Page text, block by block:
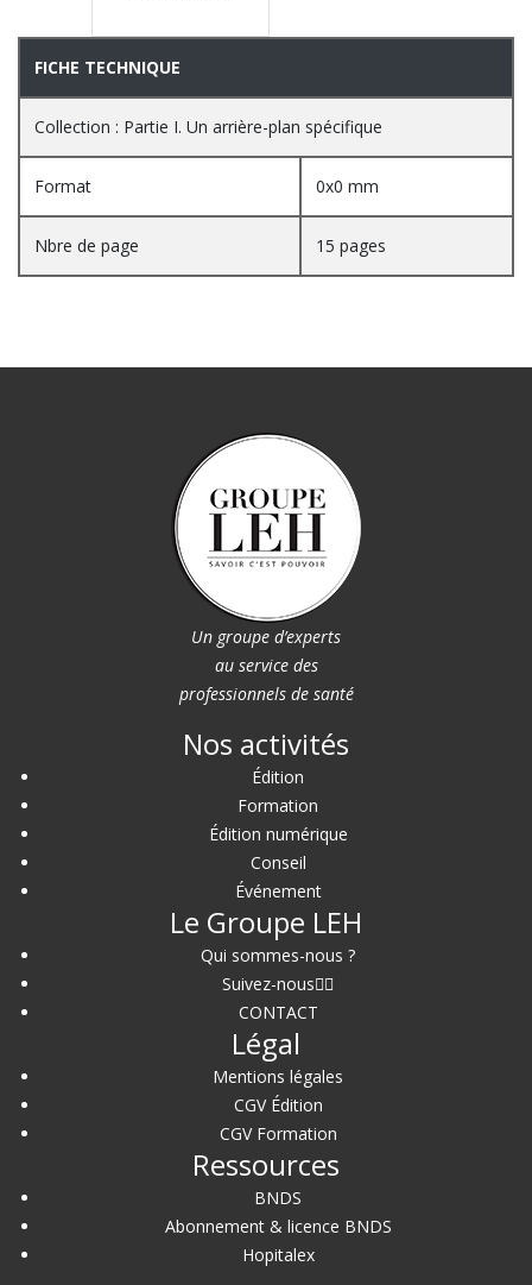
FICHE TECHNIQUE
Collection : Partie I. Un arrière-plan spécifique
Format 0x0 mm
Nbre de page 15 pages
Un groupe d’experts
au service des
professionnels de santé
Nos activités
Édition
Formation
Édition numérique
Conseil
Événement
Le Groupe LEH
Qui sommes-nous ?
Suivez-nous
CONTACT
Légal
Mentions légales
CGV Édition
CGV Formation
Ressources
BNDS
Abonnement & licence BNDS
Hopitalex